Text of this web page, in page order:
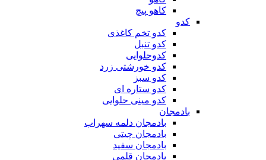
کاهو پیچ
کدو
کدو تخم کاغذی
کدو تنبل
کدوحلوایی
کدو خورشتی زرد
کدو سبز
کدو ستاره ای
کدو مینی حلوایی
بادمجان
بادمجان دلمه سهراب
بادمجان چیتی
بادمجان سفید
بادمجان قلمی